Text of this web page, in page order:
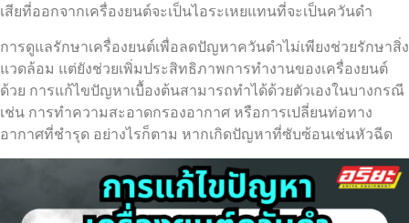
เสียที่ออกจากเครื่องยนต์จะเป็นไอระเหยแทนที่จะเป็นควันดำ
การดูแลรักษาเครื่องยนต์เพื่อลดปัญหาควันดำไม่เพียงช่วยรักษาสิ่ง
แวดล้อม แต่ยังช่วยเพิ่มประสิทธิภาพการทำงานของเครื่องยนต์
ด้วย การแก้ไขปัญหาเบื้องต้นสามารถทำได้ด้วยตัวเองในบางกรณี
เช่น การทำความสะอาดกรองอากาศ หรือการเปลี่ยนท่อทาง
อากาศที่ชำรุด อย่างไรก็ตาม หากเกิดปัญหาที่ซับซ้อนเช่นหัวฉีด